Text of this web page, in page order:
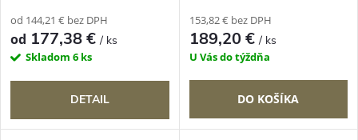
od 144,21 € bez DPH
od 177,38 €/ ks
Skladom 6 ks
DETAIL
153,82 € bez DPH
189,20 €/ ks
U Vás do týždňa
DO KOŠÍKA